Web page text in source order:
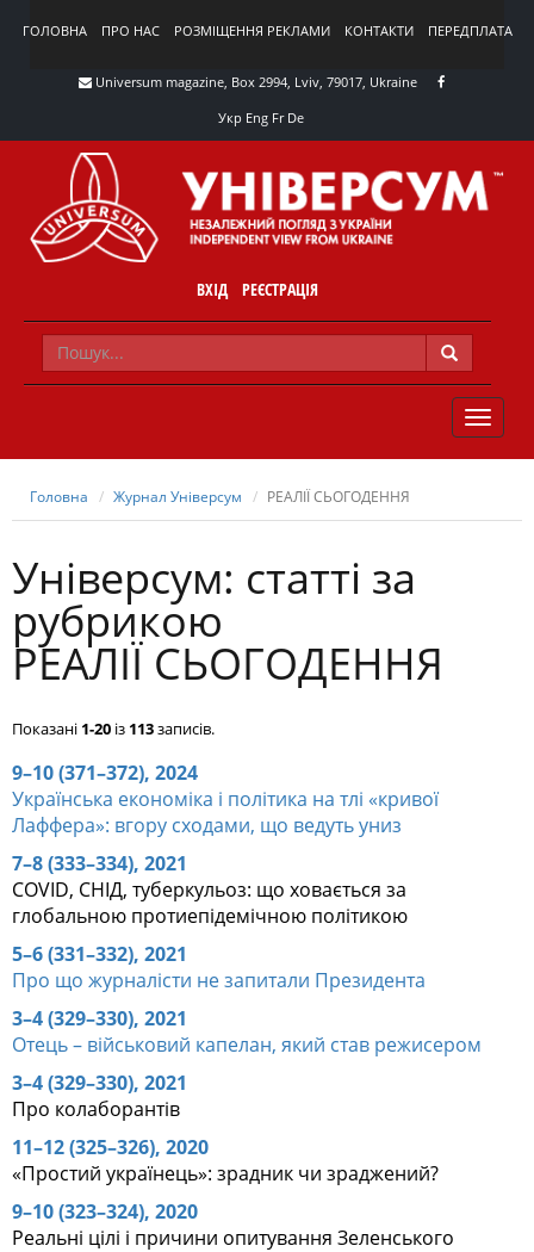
ГОЛОВНА ПРО НАС РОЗМІЩЕННЯ РЕКЛАМИ КОНТАКТИ ПЕРЕДПЛАТА
Universum magazine, Box 2994, Lviv, 79017, Ukraine
Укр Eng Fr De
ВХІД РЕЄСТРАЦІЯ
TOGGLE
Головна Журнал Універсум РЕАЛІЇ СЬОГОДЕННЯ
Універсум: cтатті за
рубрикою
РЕАЛІЇ СЬОГОДЕННЯ
Показані 1-20 із 113записів.
9–10 (371–372), 2024
Українська економіка і політика на тлі «кривої
Лаффера»: вгору сходами, що ведуть униз
7–8 (333–334), 2021
COVID, СНІД, туберкульоз: що ховається за
глобальною протиепідемічною політикою
5–6 (331–332), 2021
Про що журналісти не запитали Президента
3–4 (329–330), 2021
Отець – військовий капелан, який став режисером
3–4 (329–330), 2021
Про колаборантів
11–12 (325–326), 2020
«Простий українець»: зрадник чи зраджений?
9–10 (323–324), 2020
Реальні цілі і причини опитування Зеленського